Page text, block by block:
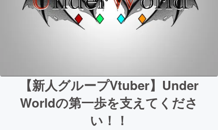
【新人グループVtuber】Under
Worldの第一歩を支えてくださ
い！！